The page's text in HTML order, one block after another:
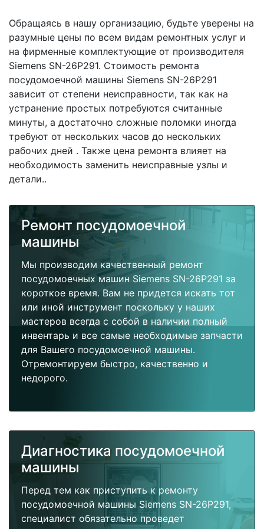
Обращаясь в нашу организацию, будьте уверены на
разумные цены по всем видам ремонтных услуг и
на фирменные комплектующие от производителя
Siemens SN-26P291. Стоимость ремонта
посудомоечной машины Siemens SN-26P291
зависит от степени неисправности, так как на
устранение простых потребуются считанные
минуты, а достаточно сложные поломки иногда
требуют от нескольких часов до нескольких
рабочих дней . Также цена ремонта влияет на
необходимость заменить неисправные узлы и
детали..
Ремонт посудомоечной
машины
Мы производим качественный ремонт
посудомоечных машин Siemens SN-26P291 за
короткое время. Вам не придется искать тот
или иной инструмент поскольку у наших
мастеров всегда с собой в наличии полный
инвентарь и все самые необходимые запчасти
для Вашего посудомоечной машины.
Отремонтируем быстро, качественно и
недорого.
Диагностика посудомоечной
машины
Перед тем как приступить к ремонту
посудомоечной машины Siemens SN-26P291,
специалист обязательно проведет